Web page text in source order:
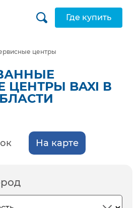
Где купить
центры
ЦЕНТРЫ BAXI В
На карте